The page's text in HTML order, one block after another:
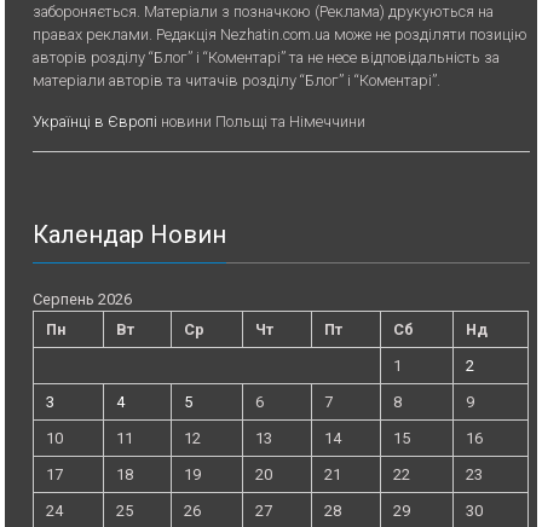
забороняється. Матеріали з позначкою (Реклама) друкуються на
правах реклами. Редакція Nezhatin.com.ua може не розділяти позицію
авторів розділу “Блог” і “Коментарі” та не несе відповідальність за
матеріали авторів та читачів розділу “Блог” і “Коментарі”.
Українці в Європі новини Польщі та Німеччини
Календар Новин
Серпень 2026
Пн
Вт Ср Чт Пт Сб
Нд
1
2
3
4 5 6 7 8
9
10
11 12 13 14 15
16
17
18 19 20 21 22
23
24
25 26 27 28 29 30